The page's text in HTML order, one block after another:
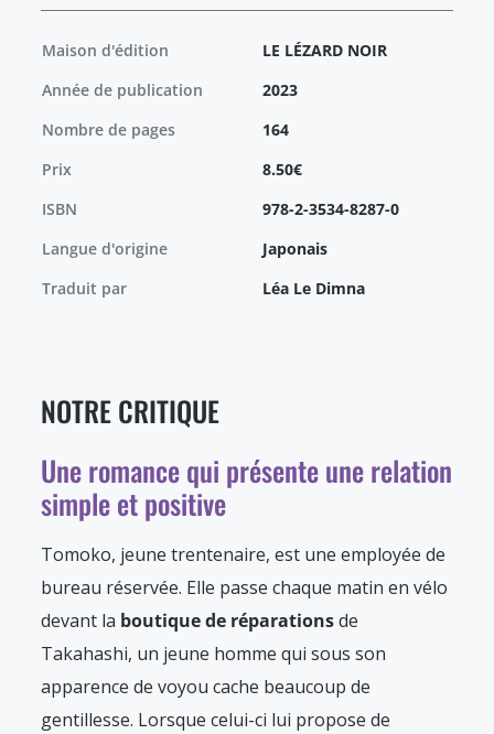
Maison d'édition
LE LÉZARD NOIR
Année de publication
2023
Nombre de pages
164
Prix
8.50€
ISBN
978-2-3534-8287-0
Langue d'origine
Japonais
Traduit par
Léa Le Dimna
NOTRE CRITIQUE
Une romance qui présente une relation
simple et positive
Tomoko, jeune trentenaire, est une employée de
bureau réservée. Elle passe chaque matin en vélo
devant la boutique de réparationsde
Takahashi, un jeune homme qui sous son
apparence de voyou cache beaucoup de
gentillesse. Lorsque celui-ci lui propose de